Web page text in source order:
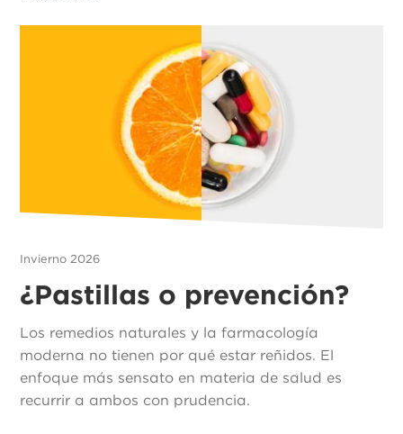
Invierno 2026
¿Pastillas o prevención?
Los remedios naturales y la farmacología
moderna no tienen por qué estar reñidos. El
enfoque más sensato en materia de salud es
recurrir a ambos con prudencia.